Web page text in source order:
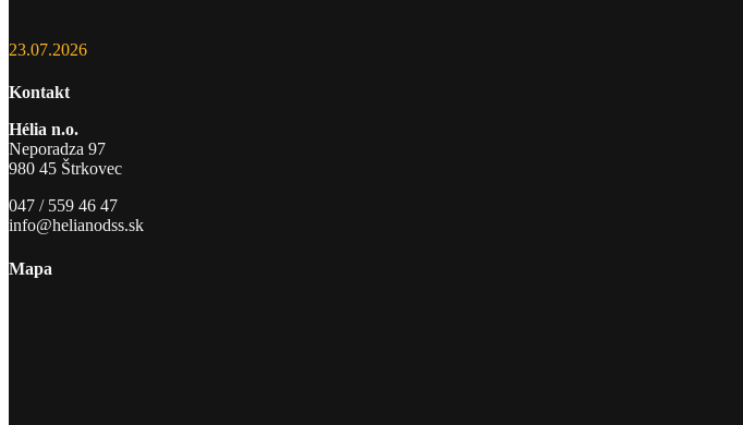
23.07.2026
Kontakt
Hélia n.o.
Neporadza 97
980 45 Štrkovec
047 / 559 46 47
info@helianodss.sk
Mapa